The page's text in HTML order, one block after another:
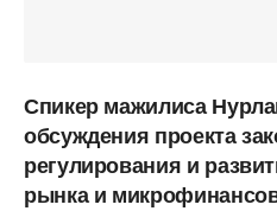
Спикер мажилиса
обсуждения проекта
регулирования и
рынка и